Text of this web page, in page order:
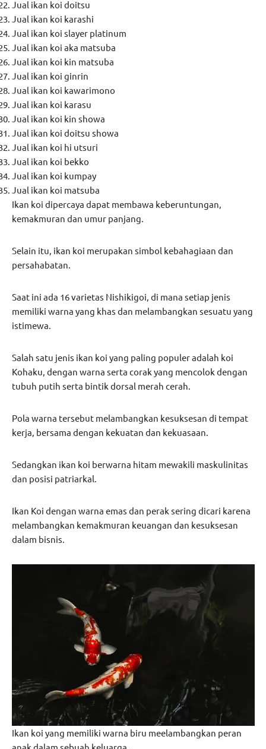
Jual ikan koi doitsu
Jual ikan koi karashi
Jual ikan koi slayer platinum
Jual ikan koi aka matsuba
Jual ikan koi kin matsuba
Jual ikan koi ginrin
Jual ikan koi kawarimono
Jual ikan koi karasu
Jual ikan koi kin showa
Jual ikan koi doitsu showa
Jual ikan koi hi utsuri
Jual ikan koi bekko
Jual ikan koi kumpay
Jual ikan koi matsuba
Ikan koi dipercaya dapat membawa keberuntungan,
kemakmuran dan umur panjang.
Selain itu, ikan koi merupakan simbol kebahagiaan dan
persahabatan.
Saat ini ada 16 varietas Nishikigoi, di mana setiap jenis
memiliki warna yang khas dan melambangkan sesuatu yang
istimewa.
Salah satu jenis ikan koi yang paling populer adalah koi
Kohaku, dengan warna serta corak yang mencolok dengan
tubuh putih serta bintik dorsal merah cerah.
Pola warna tersebut melambangkan kesuksesan di tempat
kerja, bersama dengan kekuatan dan kekuasaan.
Sedangkan ikan koi berwarna hitam mewakili maskulinitas
dan posisi patriarkal.
Ikan Koi dengan warna emas dan perak sering dicari karena
melambangkan kemakmuran keuangan dan kesuksesan
dalam bisnis.
Ikan koi yang memiliki warna biru meelambangkan peran